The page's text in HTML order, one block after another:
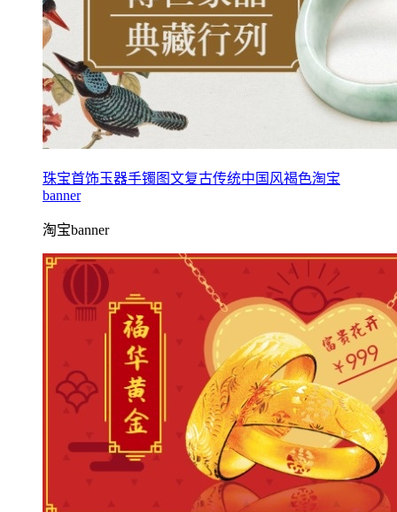
珠宝首饰玉器手镯图文复古传统中国风褐色淘宝
banner
淘宝banner